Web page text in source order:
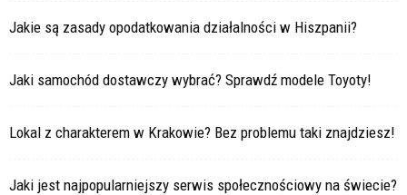
Jakie są zasady opodatkowania działalności w Hiszpanii?
Jaki samochód dostawczy wybrać? Sprawdź modele Toyoty!
Lokal z charakterem w Krakowie? Bez problemu taki znajdziesz!
Jaki jest najpopularniejszy serwis społecznościowy na świecie?